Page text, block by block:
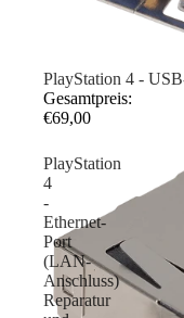
PlayStation 4 -
Gesamtpreis:
€69,00
PlayStation
4
-
Ethernet-
Port
(LAN-
Anschluss)
Reparatur